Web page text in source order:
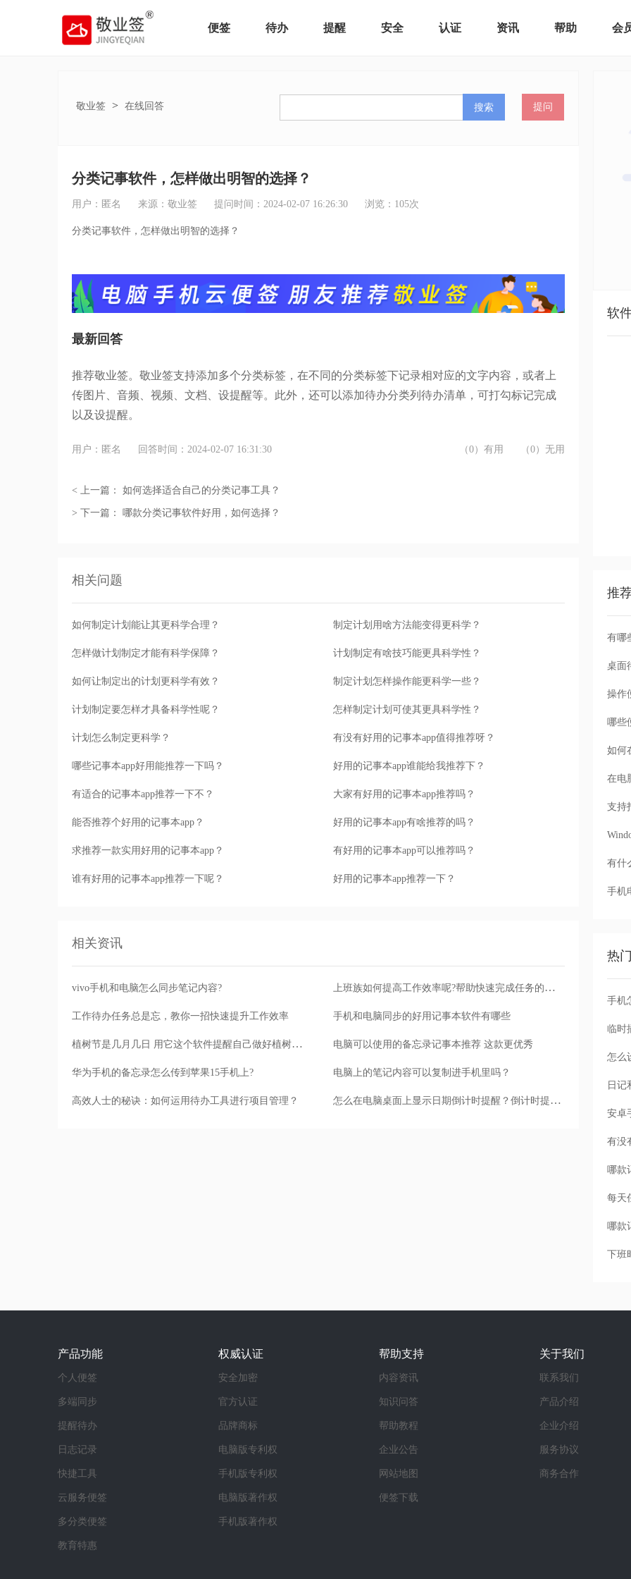
便签 待办 提醒 安全 认证 资讯 帮助 会
敬业签 > 在线回答 搜索 提问
分类记事软件，怎样做出明智的选择？
用户：匿名 来源：敬业签 提问时间：2024-02-07 16:26:30 浏览： 105次
分类记事软件，怎样做出明智的选择？
最新回答
推荐敬业签。 敬业签支持添加多个分类标签，在不同的分类标签下记录相对应的文字内容，或者上
传图片、音频、视频、文档
设提醒等。此外，还可以添加待办分类列待办清单，可打勾标记完成
以及设提醒。
用户：匿名 回答时间：2024-02-07 16:31:30 （0）有用 （0）无用
< 上一篇： 如何选择适合自己的分类记事工具？
> 下一篇： 哪款分类记事软件好用，如何选择？
相关问题
如何制定计划能让其更科学合理？ 制定计划用啥方法能变得更科学？
怎样做计划制定才能有科学保障？ 计划制定有啥技巧能更具科学性？
如何让制定出的计划更科学有效？ 制定计划怎样操作能更科学一些？
计划制定要怎样才具备科学性呢？ 怎样制定计划可使其更具科学性？
计划怎么制定更科学？ 有没有好用的记事本app值得推荐呀？
哪些记事本app好用能推荐一下吗？ 好用的记事本app谁能给我推荐下？
有适合的记事本app推荐一下不？ 大家有好用的记事本app推荐吗？
能否推荐个好用的记事本app？ 好用的记事本app有啥推荐的吗？
求推荐一款实用好用的记事本app？ 有好用的记事本app可以推荐吗？
谁有好用的记事本app推荐一下呢？ 好用的记事本app推荐一下？
相关资讯
vivo手机和电脑怎么同步笔记内容? 上班族如何提高工作效率呢?帮助快速完成任务的待办提醒软件
工作待办任务总是忘，教你一招快速提升工作效率 手机和电脑同步的好用记事本软件有哪些
植树节是几月几日 用它这个软件提醒自己做好植树节准备 电脑可以使用的备忘录记事本推荐 这款更优秀
华为手机的备忘录怎么传到苹果15手机上? 电脑上的笔记内容可以复制进手机里吗？
高效人士的秘诀：如何运用待办工具进行项目管理？ 怎么在电脑桌面上显示日期倒计时提醒？倒计时提醒怎么设置？
软
推
有哪
桌面
操作
哪些
如何
在电
支持
有什
手机
热
手机
怎么
每天
下班
产品功能
个人便签
多端同步
提醒待办
日志记录
快捷工具
云服务便签
多分类便签
教育特惠
权威认证
安全加密
官方认证
品牌商标
电脑版专利权
手机版专利权
电脑版著作权
手机版著作权
帮助支持
内容资讯
知识问答
帮助教程
企业公告
网站地图
便签下载
关于我们
联系我们
产品介绍
企业介绍
服务协议
商务合作